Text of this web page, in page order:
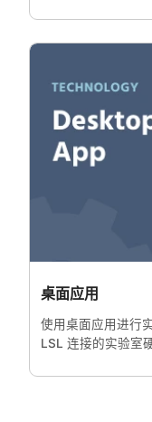
桌面应用
使用桌面应用进行
LSL 连接的实验室